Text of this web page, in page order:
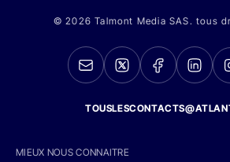
© 2026 Talmont Media SAS. tous
MIEUX NOUS CONNAITRE